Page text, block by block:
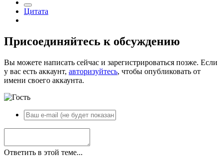
Цитата
Присоединяйтесь к обсуждению
Вы можете написать сейчас и зарегистрироваться позже. Если
у вас есть аккаунт, авторизуйтесь, чтобы опубликовать от
имени своего аккаунта.
Ответить в этой теме...